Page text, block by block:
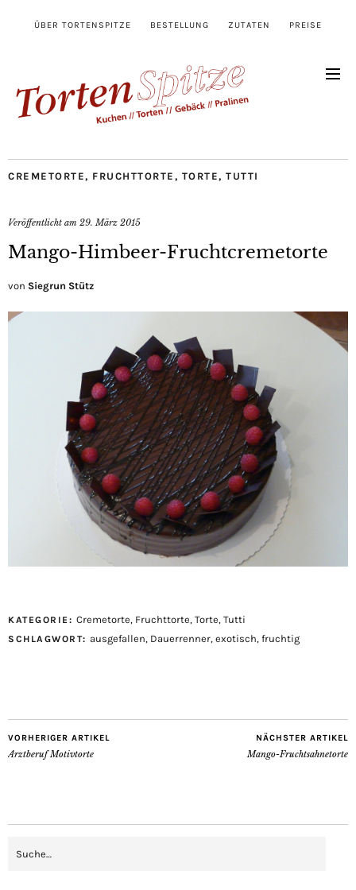
ÜBER TORTENSPITZE BESTELLUNG ZUTATEN PREISE
CREMETORTE, FRUCHTTORTE , TORTE, TUTTI
Veröffentlicht am 29. März 2015
Mango-Himbeer-Fruchtcremetorte
von Siegrun Stütz
KATEGORIE: Cremetorte, Fruchttorte, Torte, Tutti
SCHLAGWORT: ausgefallen, Dauerrenner, exotisch, fruchtig
VORHERIGER ARTIKEL
Arztberuf Motivtorte
NÄCHSTER ARTIKEL
Mango-Fruchtsahnetorte